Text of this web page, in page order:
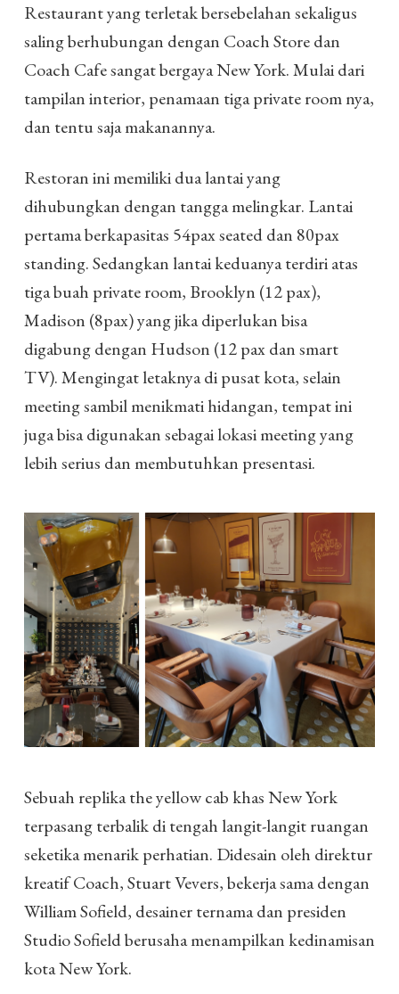
Restaurant yang terletak bersebelahan sekaligus
saling berhubungan dengan Coach Store dan
Coach Cafe sangat bergaya New York. Mulai dari
tampilan interior, penamaan tiga private room nya,
dan tentu saja makanannya.
Restoran ini memiliki dua lantai yang
dihubungkan dengan tangga melingkar. Lantai
pertama berkapasitas 54pax seated dan 80pax
standing. Sedangkan lantai keduanya terdiri atas
tiga buah private room, Brooklyn (12 pax),
Madison (8pax) yang jika diperlukan bisa
digabung dengan Hudson (12 pax dan smart
TV). Mengingat letaknya di pusat kota, selain
meeting sambil menikmati hidangan, tempat ini
juga bisa digunakan sebagai lokasi meeting yang
lebih serius dan membutuhkan presentasi.
Sebuah replika the yellow cab khas New York
terpasang terbalik di tengah langit-langit ruangan
seketika menarik perhatian. Didesain oleh direktur
kreatif Coach, Stuart Vevers, bekerja sama dengan
William Sofield, desainer ternama dan presiden
Studio Sofield berusaha menampilkan kedinamisan
kota New York.